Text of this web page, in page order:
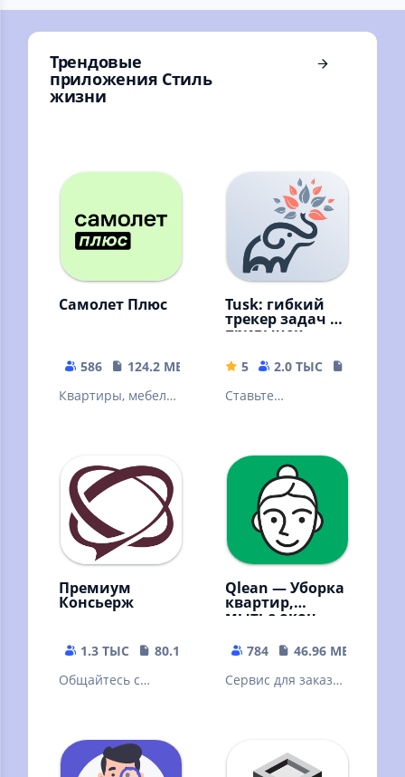
полезная
информация.
выиграть.
Трендовые
приложения Стиль
жизни
Самолет Плюс
586
124.2 MB
Квартиры, мебель,
приложении
Самолет Плюс
Tusk: гибкий
трекер задач и
привычек
5 2.0 ТЫС
Ставьте
отслеживайте их
прогресс
Премиум
Консьерж
1.3 ТЫС
80.14 MB
Общайтесь с
всегда онлайн!
Qlean — Уборка
квартир,
мытье окон,
784
46.96 MB
Сервис для заказа